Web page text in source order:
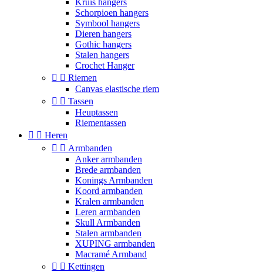
Kruis hangers
Schorpioen hangers
Symbool hangers
Dieren hangers
Gothic hangers
Stalen hangers
Crochet Hanger
  Riemen
Canvas elastische riem
  Tassen
Heuptassen
Riementassen
  Heren
  Armbanden
Anker armbanden
Brede armbanden
Konings Armbanden
Koord armbanden
Kralen armbanden
Leren armbanden
Skull Armbanden
Stalen armbanden
XUPING armbanden
Macramé Armband
  Kettingen